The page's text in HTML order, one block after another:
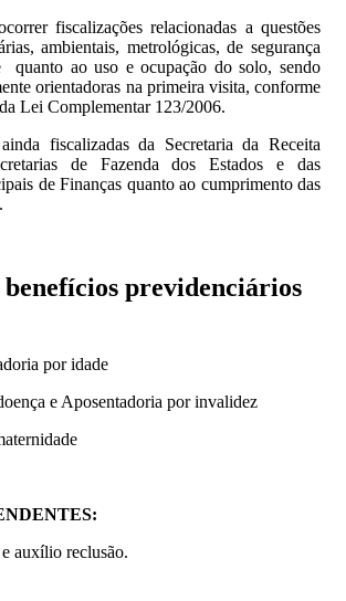
fiscalizações relacionadas a questões
ambientais, metrológicas, de segurança
quanto ao uso e ocupação do solo, sendo
orientadoras na primeira visita, conforme
Lei Complementar 123/2006.
fiscalizadas da Secretaria da Receita
de Fazenda dos Estados e das
de Finanças quanto ao cumprimento das
benefícios previdenciários
por idade
e Aposentadoria por invalidez
auxílio reclusão.